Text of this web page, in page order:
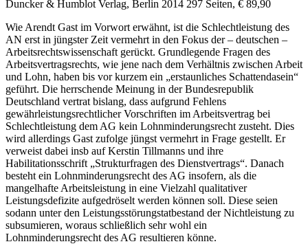
Duncker & Humblot Verlag, Berlin 2014 297 Seiten, € 89,90
Wie Arendt Gast im Vorwort erwähnt, ist die Schlechtleistung des
AN erst in jüngster Zeit vermehrt in den Fokus der – deutschen –
Arbeitsrechtswissenschaft gerückt. Grundlegende Fragen des
Arbeitsvertragsrechts, wie jene nach dem Verhältnis zwischen Arbeit
und Lohn, haben bis vor kurzem ein „erstaunliches Schattendasein“
geführt. Die herrschende Meinung in der Bundesrepublik
Deutschland vertrat bislang, dass aufgrund Fehlens
gewährleistungsrechtlicher Vorschriften im Arbeitsvertrag bei
Schlechtleistung dem AG kein Lohnminderungsrecht zusteht. Dies
wird allerdings Gast zufolge jüngst vermehrt in Frage gestellt. Er
verweist dabei insb aufKerstin Tillmanns und ihre
Habilitationsschrift „Strukturfragen des Dienstvertrags“. Danach
besteht ein Lohnminderungsrecht des AG insofern, als die
mangelhafte Arbeitsleistung in eine Vielzahl qualitativer
Leistungsdefizite aufgedröselt werden können soll. Diese seien
sodann unter den Leistungsstörungstatbestand der Nichtleistung zu
subsumieren, woraus schließlich sehr wohl ein
Lohnminderungsrecht des AG resultieren könne.